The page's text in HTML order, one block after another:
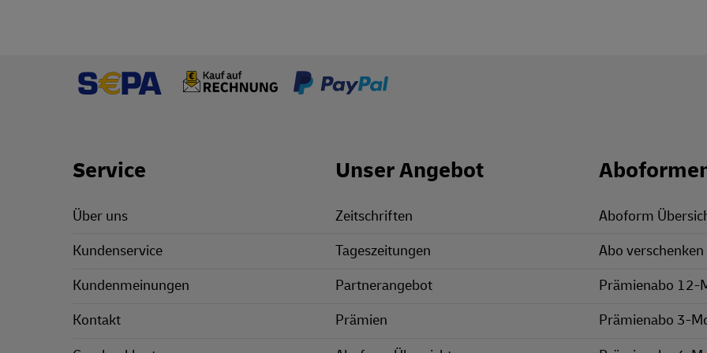
Footer Links
Service
Über uns
Kundenservice
Kundenmeinungen
Kontakt
Unser Angebot
Zeitschriften
Tageszeitungen
Partnerangebot
Prämien
Aboform
Abo verschenken
Prämienabo 12-
Prämienabo 3-